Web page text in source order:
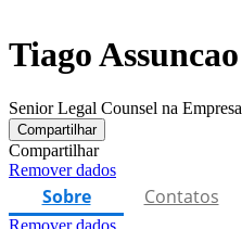
Tiago Assuncao
Senior Legal Counsel na Empresa
Compartilhar
Compartilhar
Remover dados
Sobre Contatos
Remover dados